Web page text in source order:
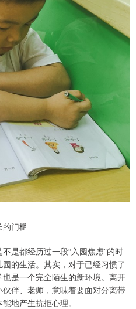
的门槛
是都经历过一段“入园焦虑”的时
的生活。其实，对于已经习惯了
是一个完全陌生的新环境。离开
伴、老师，意味着要面对分离带
地产生抗拒心理。